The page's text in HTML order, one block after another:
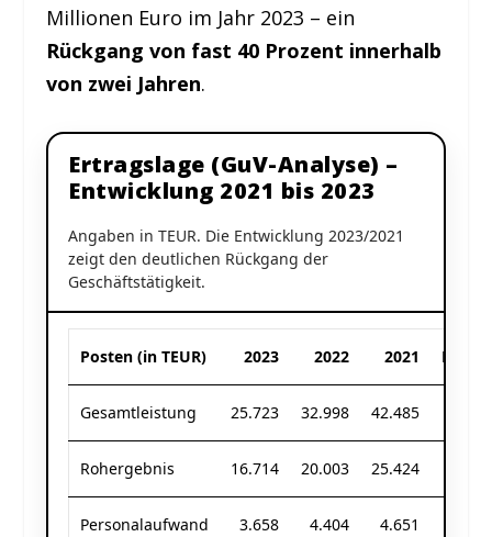
Millionen Euro im Jahr 2023 – ein
Rückgang von fast 40 Prozent innerhalb
von zwei Jahren.
Ertragslage (GuV-Analyse) –
Entwicklung 2021 bis 2023
Angaben in TEUR. Die Entwicklung 2023/2021
zeigt den deutlichen Rückgang der
Geschäftstätigkeit.
Posten (in TEUR) 2023 2022 2021
Gesamtleistung 25.723 32.998 42.485
Rohergebnis 16.714 20.003 25.424
Personalaufwand 3.658 4.404 4.651